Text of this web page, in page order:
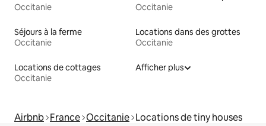
Occitanie
Occitanie
Séjours à la ferme
Occitanie
Locations dans des grottes
Occitanie
Locations de cottages
Occitanie
Afficher plus
Airbnb France Occitanie Locations de tiny houses